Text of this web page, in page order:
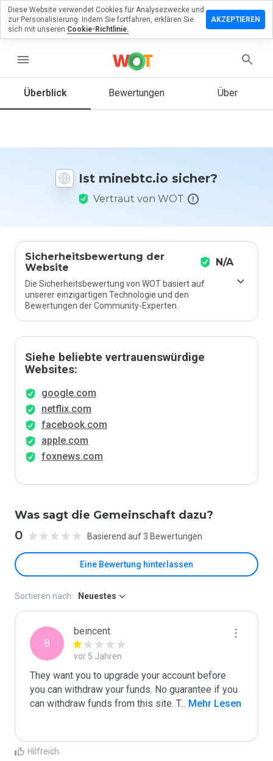
menu
Überblick Bewertungen Über
Ist minebtc.io sicher?
Vertraut von WOT
Sicherheitsbewertung der
Website
N/A
Die Sicherheitsbewertung von WOT basiert auf
unserer einzigartigen Technologie und den
Bewertungen der Community-Experten.
Siehe beliebte vertrauenswürdige
Websites:
google.com
netflix.com
facebook.com
apple.com
foxnews.com
Was sagt die Gemeinschaft dazu?
0 Basierend auf 3 Bewertungen
Eine Bewertung hinterlassen
eine
würden
Sortieren nach: Neuestes
B
beincent
vor 5 Jahren
They want you to upgrade your account before
you can withdraw your funds. No guarantee if you
can withdraw funds from this site. T... Mehr Lesen
Hilfreich
Diese Website verwendet Cookies für Analysezwecke und
zur Personalisierung. Indem Sie fortfahren, erklären Sie
sich mit unseren Cookie-Richtlinie.
AKZEPTIEREN